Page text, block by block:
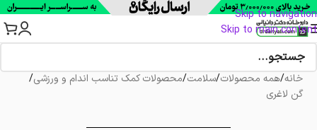
Skip to navigation
Skip to main content
خانه/همه محصولات/سلامت/محصولات کمک تناسب اندام و ورزشی/
گن لاغری